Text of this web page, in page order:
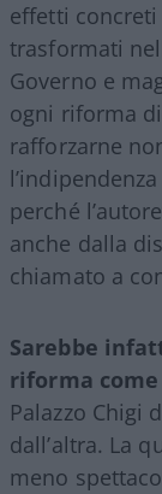
effetti
trasformati
Governo e
ogni riforma
rafforzarne
perché
anche dalla
chiamato a
Sarebbe
riforma
Palazzo Chigi
dall’altra. La
meno